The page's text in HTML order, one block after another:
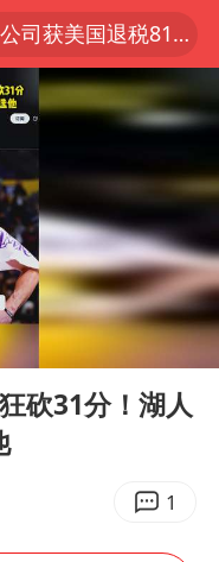
贵州轮胎子公司获美国退税8136万
中方回应是否开采太平洋海底稀土资源
外交部发言人就广岛核爆81周年等答记者问
节
响中国已成定局
新版全月地质图
胡塞武装袭扰红海航运行动升级
郑国霖回应去景区上班被保安拦下
80后女柜员逆袭成4200亿银行副行长
在等7号
00:19
砍31分！湖人
1